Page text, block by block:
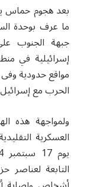
ما عرف بوحدة
إسرائيلية في
مواقع حدودية
الحرب مع
ولمواجهة هذه
العسكرية
التابعة